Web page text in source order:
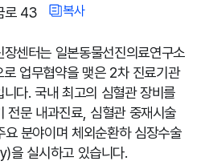
로 43
복사
센터는 일본동물선진의료연구소
업무협약을 맺은 2차 진료기관
다. 국내 최고의 심혈관 장비를
전문 내과진료, 심혈관 중재시술
분야이며 체외순환하 심장수술
실시하고 있습니다.